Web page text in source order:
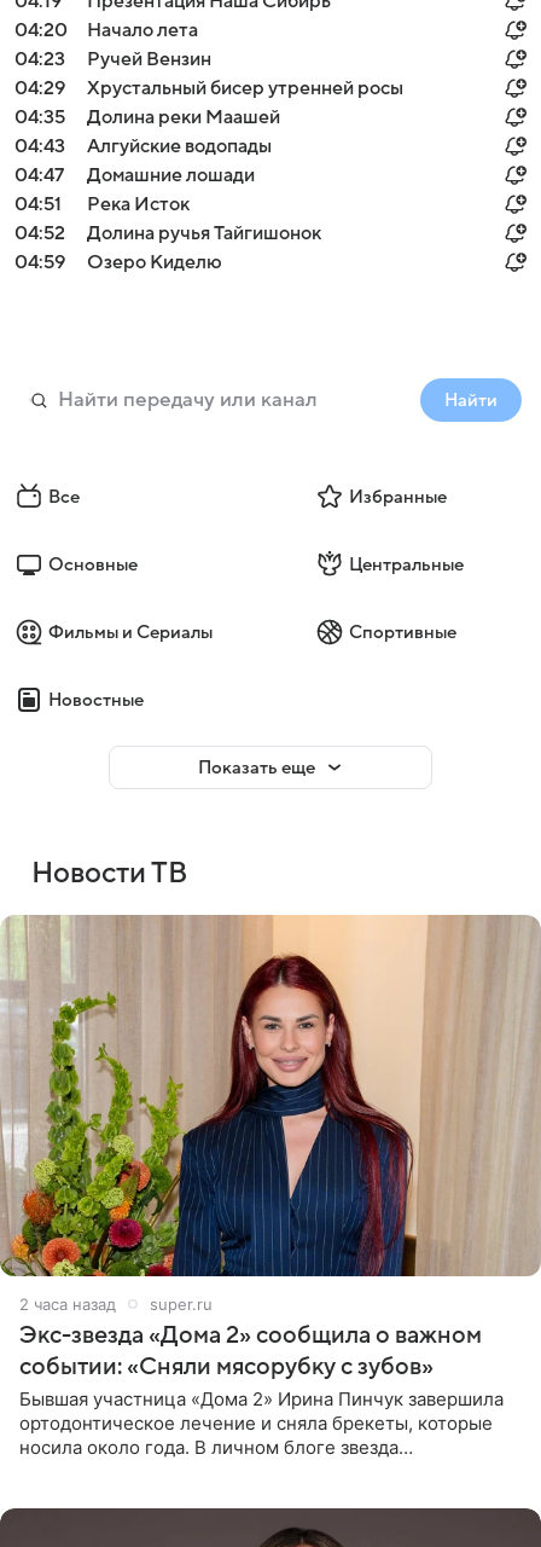
04:20
Начало лета
04:23
Ручей Вензин
04:29
Хрустальный бисер утренней росы
04:35
Долина реки Маашей
04:43
Алгуйские водопады
04:47
Домашние лошади
04:51
Река Исток
04:52
Долина ручья Тайгишонок
04:59
Озеро Киделю
Найти
Все Избранные
Основные Центральные
Фильмы и Сериалы Спортивные
Новостные
Показать еще
Новости ТВ
2 часа назад super.ru
Экс-звезда «Дома 2» сообщила о важном
событии: «Сняли мясорубку с зубов»
Бывшая участница «Дома 2» Ирина Пинчук завершила
ортодонтическое лечение и сняла брекеты, которые
носила около года. В личном блоге звезда